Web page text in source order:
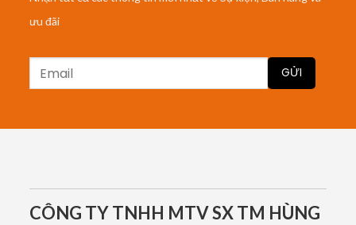
ưu đãi
CÔNG TY TNHH MTV SX TM HÙNG